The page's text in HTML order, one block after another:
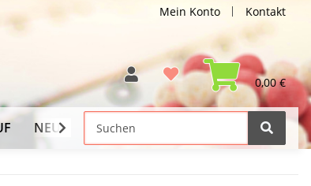
Mein Konto Kontakt
0,00 €
NEU Versand-Info